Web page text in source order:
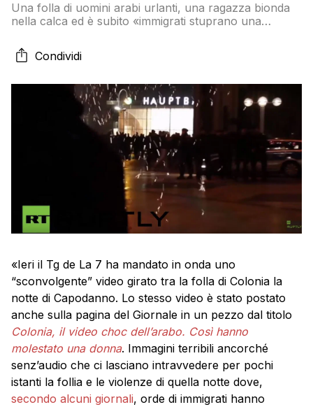
Una folla di uomini arabi urlanti, una ragazza bionda
nella calca ed è subito «immigrati stuprano una
Condividi
«Ieri il Tg de La 7 ha mandato in onda uno
“sconvolgente” video girato tra la folla di Colonia la
notte di Capodanno. Lo stesso video è stato postato
anche sulla pagina del Giornale in un pezzo dal titolo
Colonia, il video choc dell’arabo. Così hanno
molestato una donna. Immagini terribili ancorché
senz’audio che ci lasciano intravvedere per pochi
istanti la follia e le violenze di quella notte dove,
secondo alcuni giornali, orde di immigrati hanno